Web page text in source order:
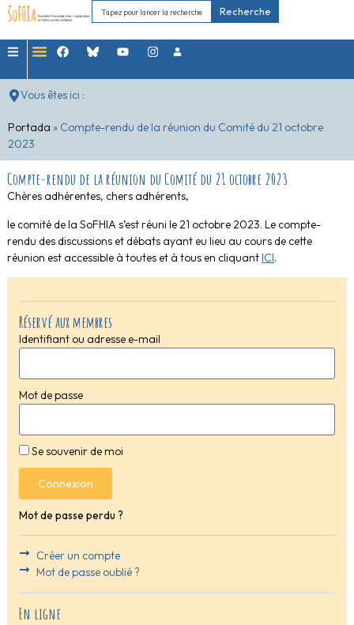
Recherche
Vous êtes ici :
Portada » Compte-rendu de la réunion du Comité du 21 octobre
2023
Réservé aux membres
Identifiant ou adresse e-mail
Mot de passe
Se souvenir de moi
Connexion
Mot de passe perdu ?
Créer un compte
Mot de passe oublié ?
En ligne
Compte-rendu de la réunion du Comité du 21 octobre 2023
Chères adhérentes, chers adhérents,
le comité de la SoFHIA s’est réuni le 21 octobre 2023. Le compte-
rendu des discussions et débats ayant eu lieu au cours de cette
réunion est accessible à toutes et à tous en cliquant ICI.